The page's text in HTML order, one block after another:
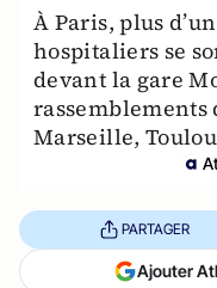
À Paris, plus
hospitaliers se
devant la gare
rassemblements
Marseille,
PARTAGER
Ajouter